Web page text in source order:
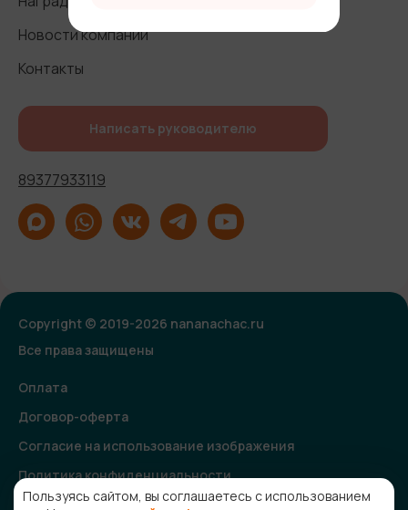
Новости компании
Контакты
Написать руководителю
89377933119
Copyright © 2019-2026 nananachac.ru
Все права защищены
Оплата
Договор-оферта
Согласие на использование изображения
Политика конфиденциальности
Согласие на получение рекламной и информационной
Пользуясь сайтом, вы соглашаетесь с использованием